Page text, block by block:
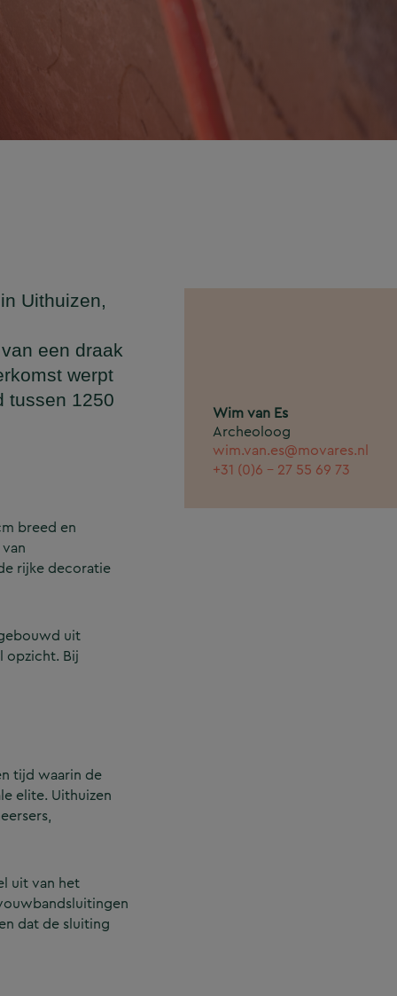
Uithuizen,
een draak
werpt
tussen 1250
Wim van Es
Archeoloog
wim.van.es@movares.nl
+31 (0)6 - 27 55 69 73
breed en
rijke decoratie
uit
opzicht. Bij
tijd waarin de
elite. Uithuizen
uit van het
dat de sluiting